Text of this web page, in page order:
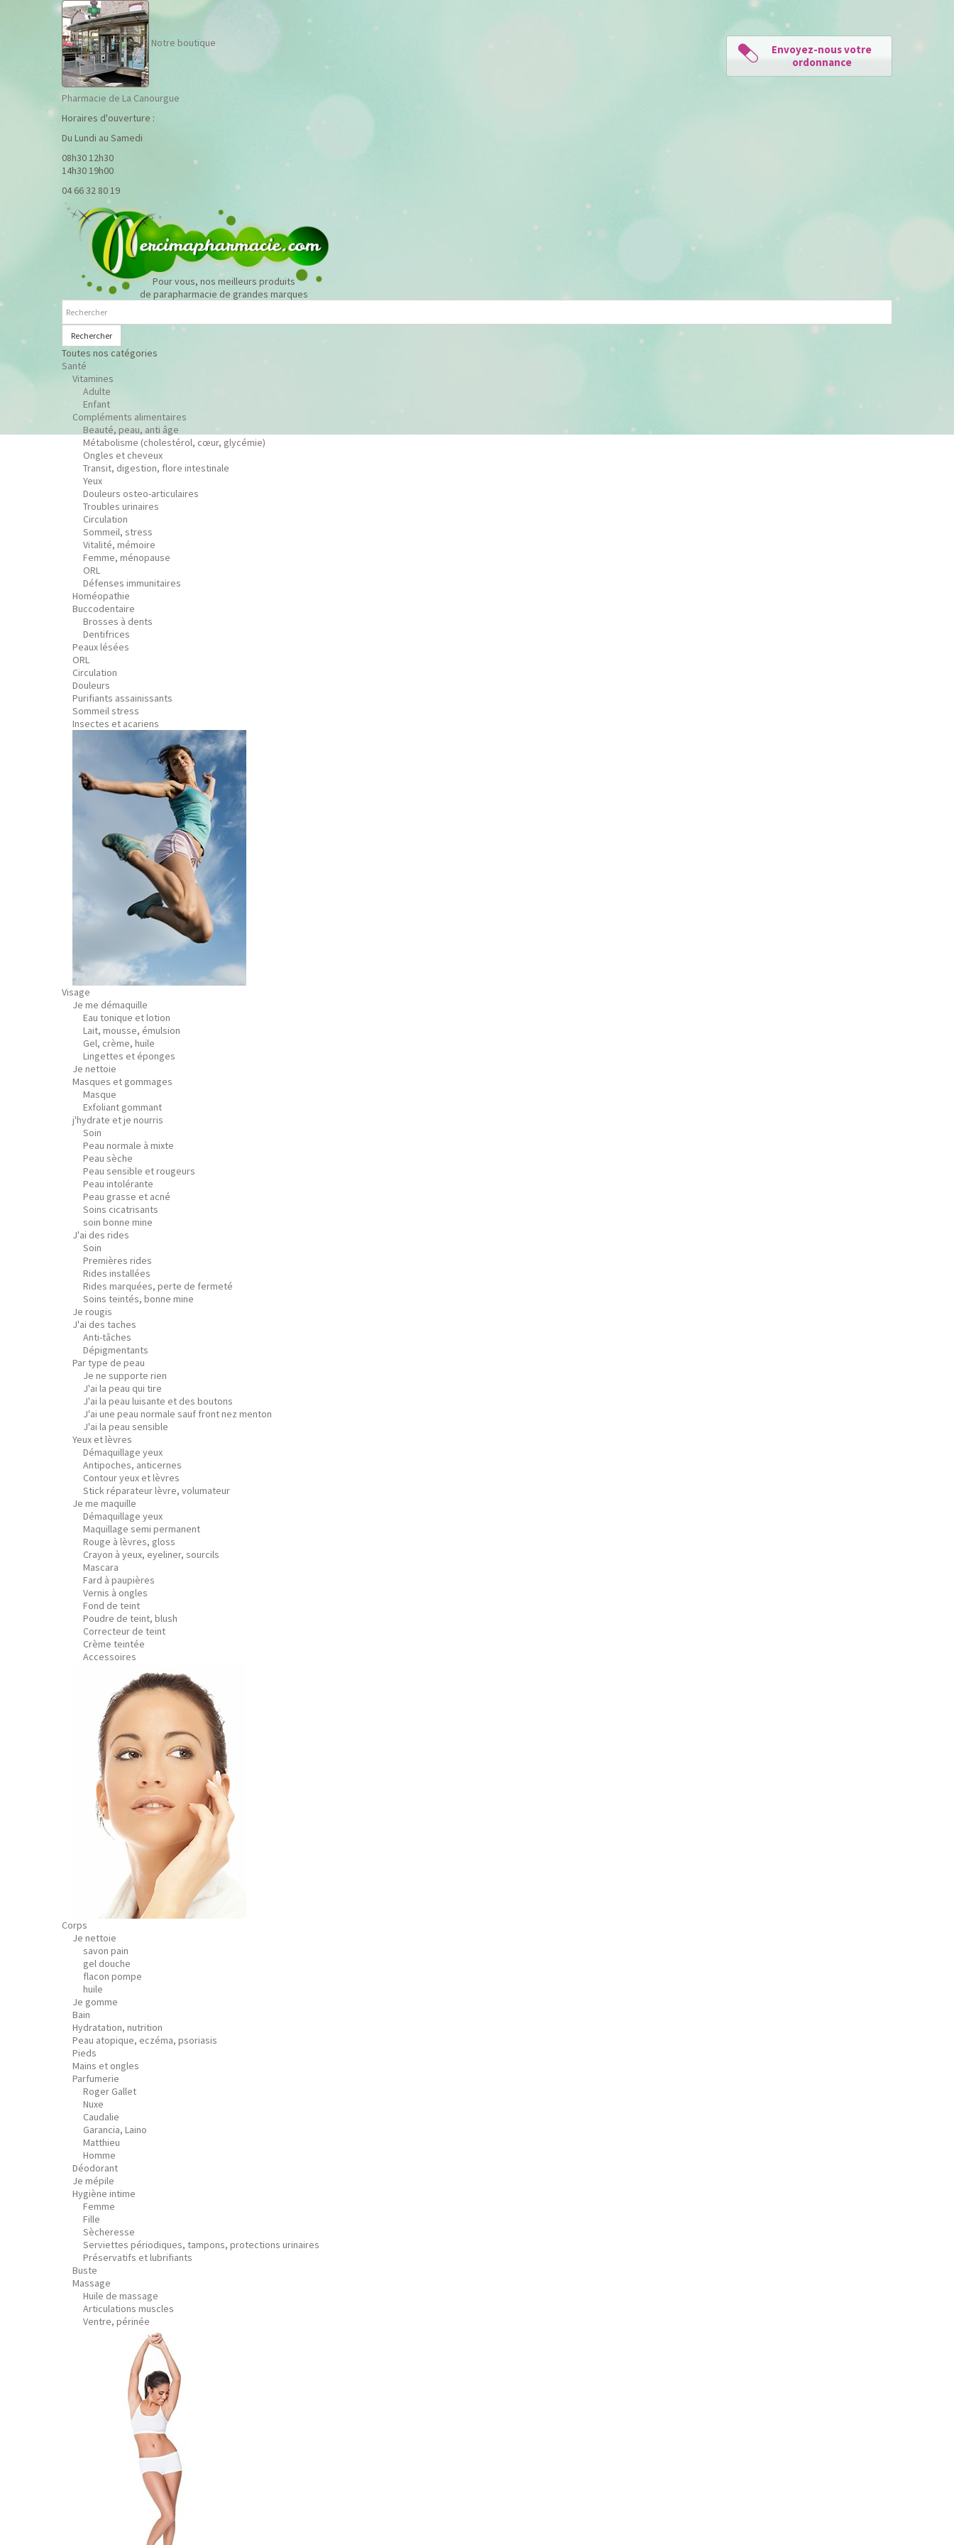
Notre boutique
Pharmacie de La Canourgue
Horaires d'ouverture :
Du Lundi au Samedi
08h30 12h30
14h30 19h00
04 66 32 80 19
Pour vous, nos meilleurs produits
de parapharmacie de grandes marques
Rechercher
Toutes nos catégories
Santé
Vitamines
Adulte
Enfant
Compléments alimentaires
Beauté, peau, anti âge
Métabolisme (cholestérol, cœur, glycémie)
Ongles et cheveux
Transit, digestion, flore intestinale
Yeux
Douleurs osteo-articulaires
Troubles urinaires
Circulation
Sommeil, stress
Vitalité, mémoire
Femme, ménopause
ORL
Défenses immunitaires
Homéopathie
Buccodentaire
Brosses à dents
Dentifrices
Peaux lésées
ORL
Circulation
Douleurs
Purifiants assainissants
Sommeil stress
Insectes et acariens
Visage
Je me démaquille
Eau tonique et lotion
Lait, mousse, émulsion
Gel, crème, huile
Lingettes et éponges
Je nettoie
Masques et gommages
Masque
Exfoliant gommant
j'hydrate et je nourris
Soin
Peau normale à mixte
Peau sèche
Peau sensible et rougeurs
Peau intolérante
Peau grasse et acné
Soins cicatrisants
soin bonne mine
J'ai des rides
Soin
Premières rides
Rides installées
Rides marquées, perte de fermeté
Soins teintés, bonne mine
Je rougis
J'ai des taches
Anti-tâches
Dépigmentants
Par type de peau
Je ne supporte rien
J'ai la peau qui tire
J'ai la peau luisante et des boutons
J'ai une peau normale sauf front nez menton
J'ai la peau sensible
Yeux et lèvres
Démaquillage yeux
Antipoches, anticernes
Contour yeux et lèvres
Stick réparateur lèvre, volumateur
Je me maquille
Démaquillage yeux
Maquillage semi permanent
Rouge à lèvres, gloss
Crayon à yeux, eyeliner, sourcils
Mascara
Fard à paupières
Vernis à ongles
Fond de teint
Poudre de teint, blush
Correcteur de teint
Crème teintée
Accessoires
Corps
Je nettoie
savon pain
gel douche
flacon pompe
huile
Je gomme
Bain
Hydratation, nutrition
Peau atopique, eczéma, psoriasis
Pieds
Mains et ongles
Parfumerie
Roger Gallet
Nuxe
Caudalie
Garancia, Laino
Matthieu
Homme
Déodorant
Je mépile
Hygiène intime
Femme
Fille
Sècheresse
Serviettes périodiques, tampons, protections urinaires
Préservatifs et lubrifiants
Buste
Massage
Huile de massage
Articulations muscles
Ventre, périnée
Envoyez-nous votre
ordonnance